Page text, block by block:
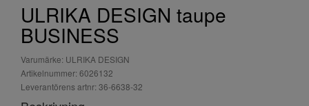
ULRIKA DESIGN taupe
BUSINESS
Varumärke: ULRIKA DESIGN
Artikelnummer: 6026132
Leverantörens artnr: 36-6638-32